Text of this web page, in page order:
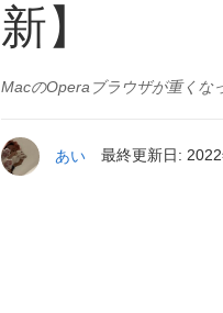
新】
MacのOperaブラウザが重くな
あい 最終更新日: